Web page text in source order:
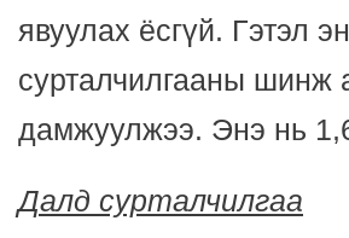
явуулах ёсгүй. Гэтэл
сурталчилгааны шинж
дамжуулжээ. Энэ нь
Далд сурталчилгаа